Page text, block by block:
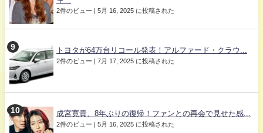
2件のビュー | 5月 16, 2025 に投稿された
トヨタが64万台リコール発表！アルファード・クラウ...
2件のビュー | 7月 17, 2025 に投稿された
成宮寛貴、8年ぶりの復帰！ファンとの再会で見せた感...
2件のビュー | 5月 16, 2025 に投稿された